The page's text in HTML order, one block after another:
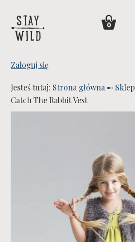
0
Zaloguj się
Jesteś tutaj: Strona główna ➸ Sklep
Catch The Rabbit Vest